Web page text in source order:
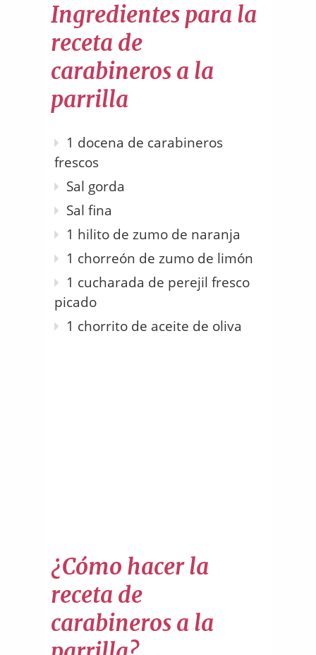
Ingredientes para la
receta de
carabineros a la
parrilla
1 docena de carabineros
frescos
Sal gorda
Sal fina
1 hilito de zumo de naranja
1 chorreón de zumo de limón
1 cucharada de perejil fresco
picado
1 chorrito de aceite de oliva
¿Cómo hacer la
receta de
carabineros a la